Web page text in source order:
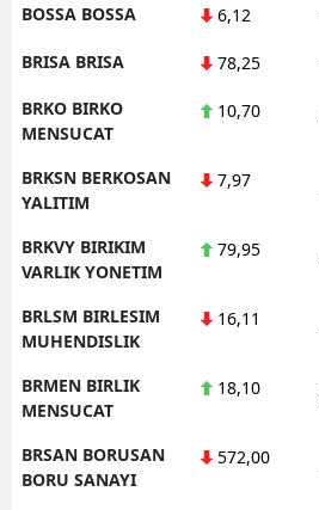
BOSSA BOSSA 6,12
BRISA BRISA 78,25
BRKO BIRKO
MENSUCAT
10,70
BRKSN BERKOSAN
YALITIM
7,97
BRKVY BIRIKIM
VARLIK YONETIM
79,95
BRLSM BIRLESIM
MUHENDISLIK
16,11
BRMEN BIRLIK
MENSUCAT
18,10
BRSAN BORUSAN
BORU SANAYI
572,00